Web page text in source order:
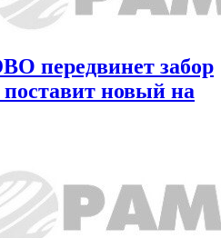
передвинет забор
новый на